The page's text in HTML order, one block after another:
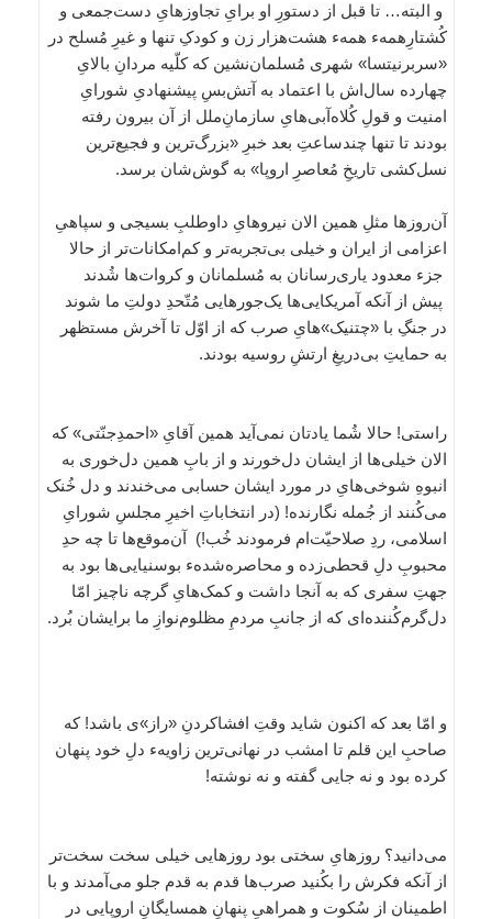
و البته… تا قبل از دستورِ او برایِ تجاوزهایِ دست‌جمعی و
کُشتارِهمهء همهء هشت‌هزار زن و کودکِ تنها و غیرِ مُسلح در
«سربرنیتسا» شهری مُسلمان‌نشین که کلّیه مردانِ بالایِ
چهارده سال‌اش با اعتماد به آتش‌بسِ پیشنهادیِ شورایِ
امنیت و قولِ کُلاه‌آبی‌هایِ سازمانِ‌ملل از آن بیرون رفته
بودند تا تنها چندساعتِ بعد خبرِ «بزرگ‌ترین و فجیع‌ترین
نسل‌کشی تاریخِ مُعاصرِ اروپا» به گوش‌شان برسد.
آن‌روزها مثلِ همین الان نیروهایِ داوطلبِ بسیجی و سپاهیِ
اعزامی از ایران و خیلی بی‌تجربه‌تر و کم‌امکانات‌تر از حالا
جزء معدود یاری‌رسانان به مُسلمانان و کروات‌ها شُدند
پیش از آنکه آمریکایی‌ها یک‌جورهایی مُتّحدِ دولتِ ما شوند
در جنگِ با «چتنیک»هایِ صرب که از اوّل تا آخرش مستظهر
به حمایتِ بی‌دریغِ ارتشِ روسیه بودند.
راستی! حالا شُما یادتان نمی‌آید همین آقایِ «احمدِجنّتی» که
الان خیلی‌ها از ایشان دل‌خورند و از بابِ همین دل‌خوری به
انبوهِ شوخی‌هایِ در مورد ایشان حسابی می‌خندند و دل خُنک
می‌کُنند از جُمله نگارنده! (در انتخاباتِ اخیرِ مجلسِ شورایِ
اسلامی، ردِ صلاحیّت‌ام فرمودند خُب!) آن‌موقع‌ها تا چه حدِ
محبوبِ دلِ قحطی‌زده و محاصره‌شدهء بوسنیایی‌ها بود به
جهتِ سفری که به آنجا داشت و کمک‌هایِ گرچه ناچیز امّا
دل‌گرم‌کُننده‌ای که از جانبِ مردمِ مظلوم‌نوازِ ما برایشان بُرد.
و امّا بعد که اکنون شاید وقتِ افشاکردنِ «راز»ی باشد! که
صاحبِ این قلم تا امشب در نهانی‌ترین زاویهء دلِ خود پنهان
کرده بود و نه جایی گفته و نه نوشته!
می‌دانید؟ روزهایِ سختی بود روزهایی خیلی سخت سخت‌تر
از آنکه فکرش را بکُنید صرب‌ها قدم به قدم جلو می‌آمدند و با
اطمینان از سُکوت و همراهیِ پنهانِ همسایگانِ اروپایی در